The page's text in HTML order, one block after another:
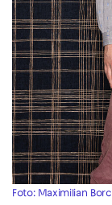
Foto: Maximilian